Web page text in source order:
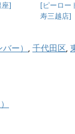
]
[ピーロー
寿三越店]
ー） , 千代田区,